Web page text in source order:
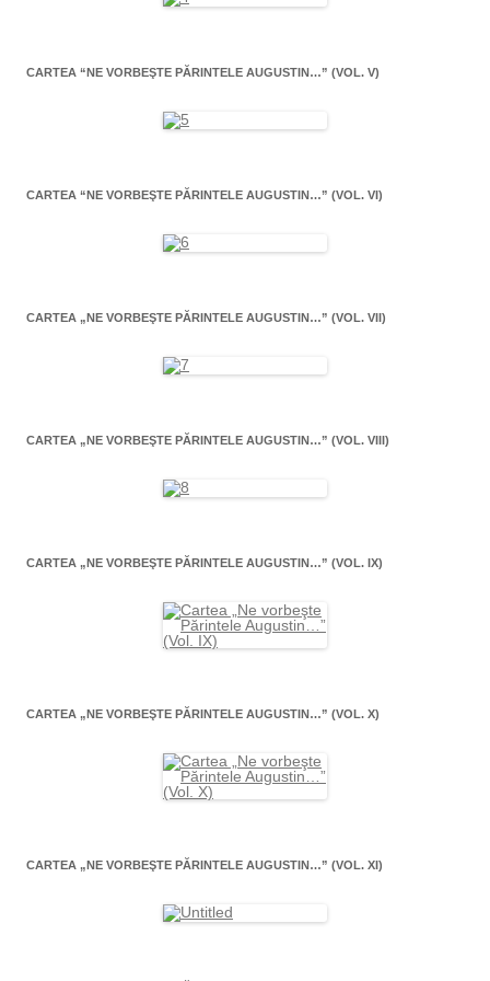
CARTEA “NE VORBEŞTE PĂRINTELE AUGUSTIN…” (VOL. V)
CARTEA “NE VORBEŞTE PĂRINTELE AUGUSTIN…” (VOL. VI)
CARTEA „NE VORBEŞTE PĂRINTELE AUGUSTIN…” (VOL. VII)
CARTEA „NE VORBEŞTE PĂRINTELE AUGUSTIN…” (VOL. VIII)
CARTEA „NE VORBEŞTE PĂRINTELE AUGUSTIN…” (VOL. IX)
CARTEA „NE VORBEŞTE PĂRINTELE AUGUSTIN…” (VOL. X)
CARTEA „NE VORBEŞTE PĂRINTELE AUGUSTIN…” (VOL. XI)